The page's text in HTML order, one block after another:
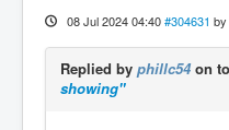
08 Jul 2024 04:40 #304631 by
Replied by phillc54on
showing"